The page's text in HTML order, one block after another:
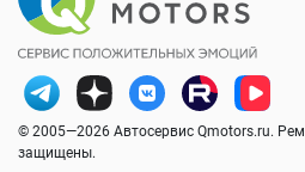
© 2005—2026 Автосервис Qmotors.ru.
защищены.